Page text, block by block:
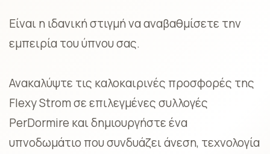
Είναι η ιδανική στιγμή να αναβαθμίσετε την
εμπειρία του ύπνου σας.
Ανακαλύψτε τις καλοκαιρινές προσφορές της
Flexy Strom σε επιλεγμένες συλλογές
PerDormire και δημιουργήστε ένα
υπνοδωμάτιο που συνδυάζει άνεση, τεχνολογία